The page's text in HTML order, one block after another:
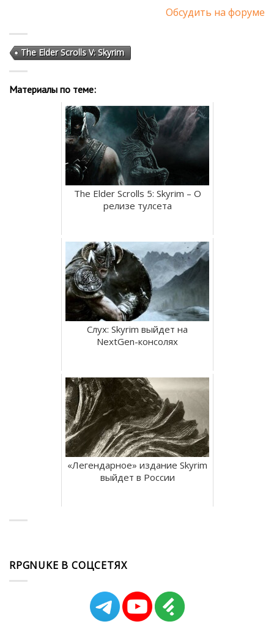
Обсудить на форуме
The Elder Scrolls V: Skyrim
Материалы по теме:
The Elder Scrolls 5: Skyrim – О
релизе тулсета
Слух: Skyrim выйдет на
NextGen-консолях
«Легендарное» издание Skyrim
выйдет в России
RPGNUKE В СОЦСЕТЯХ